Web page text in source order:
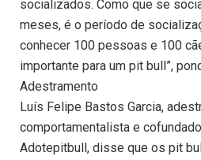
socializados. Como que se
meses, é o período de
conhecer 100 pessoas e 100
importante para um pit bull”,
Adestramento
Luís Felipe Bastos Garcia,
comportamentalista e
Adotepitbull, disse que os pit